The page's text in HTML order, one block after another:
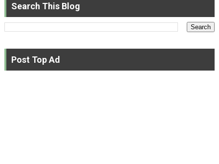
Search This Blog
Post Top Ad